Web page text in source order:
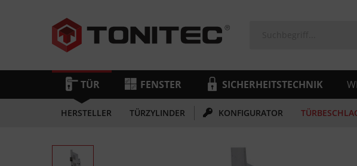
TÜR
HERSTELLER TÜRZYLINDER KONFIGURATOR
FENSTER SICHERHEITSTECHNIK